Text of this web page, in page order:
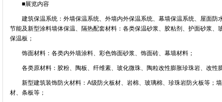
■展览内容
建筑保温系统：外墙保温系统、外墙内外保温系统、幕墙保温系统、屋面防
节能及新型涂料墙体保温、隔热配套材料：各类保温砂浆、胶粘剂、护面砂浆、
保温板；
饰面材料：各类内外墙涂料、彩色饰面砂浆、饰面砖、幕墙材料；
各类原材料：胶粉、陶板、纤维素、玻化微珠、陶粒改性膨胀珍珠岩、改性
新型建筑装饰防火材料：A级防火板材、岩棉、玻璃棉、珍珠岩防火板等；
材、条板等；